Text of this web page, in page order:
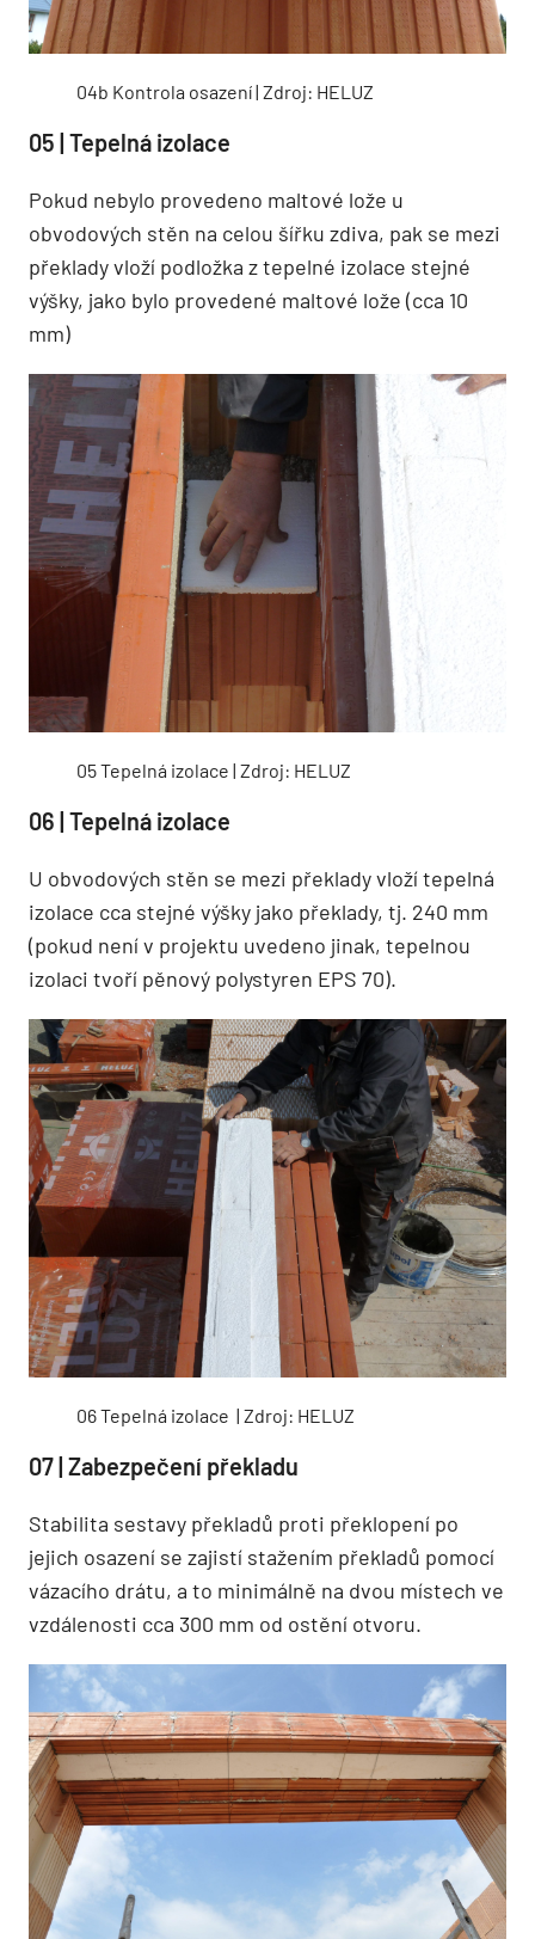
04b Kontrola osazení | Zdroj: HELUZ
05 | Tepelná izolace
Pokud nebylo provedeno maltové lože u
obvodových stěn na celou šířku zdiva, pak se mezi
překlady vloží podložka z tepelné izolace stejné
výšky, jako bylo provedené maltové lože (cca 10
mm)
05 Tepelná izolace | Zdroj: HELUZ
06 | Tepelná izolace
U obvodových stěn se mezi překlady vloží tepelná
izolace cca stejné výšky jako překlady, tj. 240 mm
(pokud není v projektu uvedeno jinak, tepelnou
izolaci tvoří pěnový polystyren EPS 70).
06 Tepelná izolace | Zdroj: HELUZ
07 | Zabezpečení překladu
Stabilita sestavy překladů proti překlopení po
jejich osazení se zajistí stažením překladů pomocí
vázacího drátu, a to minimálně na dvou místech ve
vzdálenosti cca 300 mm od ostění otvoru.